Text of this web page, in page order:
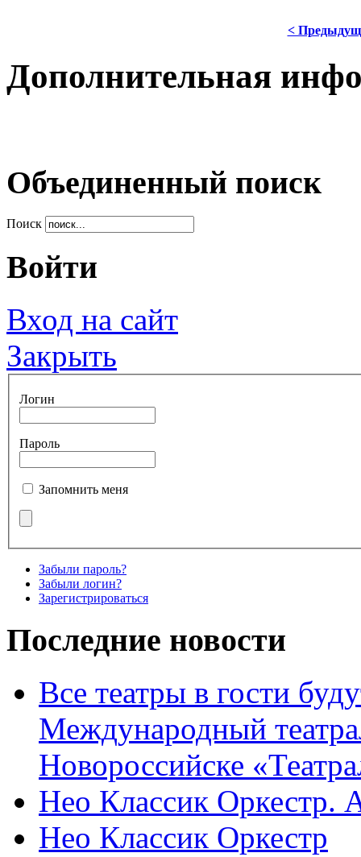
<
Дополнительная
Объединенный поиск
Поиск
Войти
Вход на сайт
Закрыть
Логин
Пароль
Запомнить меня
Забыли пароль?
Забыли логин?
Зарегистрироваться
Последние новости
Все театры в гости
Международный
Новороссийске
Нео Классик Оркестр.
Нео Классик Оркестр